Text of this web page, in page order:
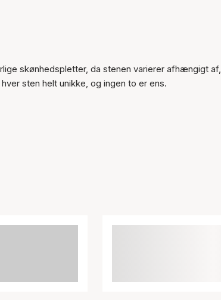
skønhedspletter, da stenen varierer afhængigt af,
sten helt unikke, og ingen to er ens.